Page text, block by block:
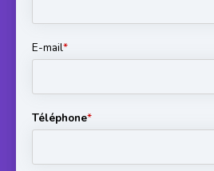
E-mail*
Téléphone*